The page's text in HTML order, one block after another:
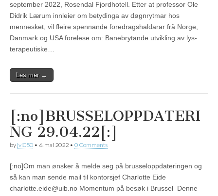
september 2022, Rosendal Fjordhotell. Etter at professor Ole
Didrik Lærum innleier om betydinga av døgnrytmar hos
mennesket, vil fleire spennande foredragshaldarar frå Norge,
Danmark og USA forelese om: Banebrytande utvikling av lys-
terapeutiske…
Les mer →
[:no]BRUSSELOPPDATERI
NG 29.04.22[:]
by jvi050 • 6. mai 2022 • 0 Comments
[:no]Om man ønsker å melde seg på brusseloppdateringen og
så kan man sende mail til kontorsjef Charlotte Eide
charlotte.eide@uib.no Momentum på besøk i Brussel Denne